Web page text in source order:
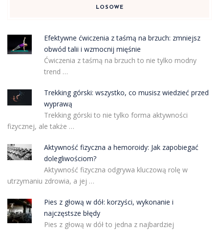
LOSOWE
Efektywne ćwiczenia z taśmą na brzuch: zmniejsz
obwód talii i wzmocnij mięśnie
Ćwiczenia z taśmą na brzuch to nie tylko modny
trend …
Trekking górski: wszystko, co musisz wiedzieć przed
wyprawą
Trekking górski to nie tylko forma aktywności
fizycznej, ale także …
Aktywność fizyczna a hemoroidy: Jak zapobiegać
dolegliwościom?
Aktywność fizyczna odgrywa kluczową rolę w
utrzymaniu zdrowia, a jej …
Pies z głową w dół: korzyści, wykonanie i
najczęstsze błędy
Pies z głową w dół to jedna z najbardziej